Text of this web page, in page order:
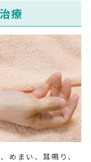
療
めまい、耳鳴り、